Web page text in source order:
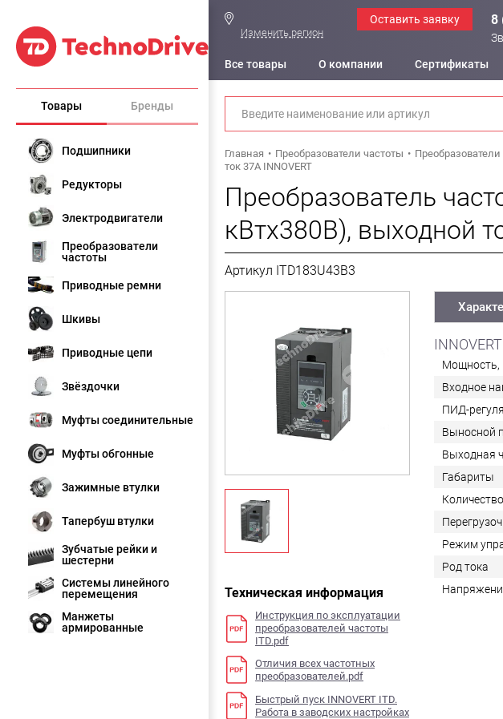
Товары Бренды
Подшипники
Редукторы
Электродвигатели
Преобразователи
частоты
Приводные ремни
Шкивы
Приводные цепи
Звёздочки
Муфты соединительные
Муфты обгонные
Зажимные втулки
Тапербуш втулки
Зубчатые рейки и
шестерни
Системы линейного
перемещения
Манжеты
армированные
Изменить регион
Оставить заявку 8
Все товары О компании Сертификаты
Главная Преобразователи частоты Преобразователи
ток 37А INNOVERT
Преобразователь
кВтx380В), выходной
Артикул ITD183U43B3
Техническая информация
Инструкция по эксплуатации
преобразователей частоты
ITD.pdf
Отличия всех частотных
преобразователей.pdf
Быстрый пуск INNOVERT ITD.
Работа в заводских настройках
INNOVERT
Мощность,
Входное
ПИД-
Выносной
Выходная
Габариты
Режим
Род тока